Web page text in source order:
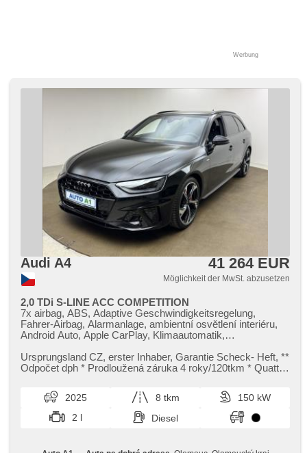
Werbung
Audi A4 41 264 EUR
Möglichkeit der MwSt. abzusetzen
2,0 TDi S-LINE ACC COMPETITION
7x airbag, ABS, Adaptive Geschwindigkeitsregelung,
Fahrer-Airbag, Alarmanlage, ambientní osvětlení interiéru,
Android Auto, Apple CarPlay, Klimaautomatik,
Autoradio, Bluetooth, Brems-Assistent, Zentralverriegelung
mit Funkfernbedienung, Zentralverriegelung,
příjem rádia (DAB), digitální přístrojový štít, dojezdové
rezervní kolo, El. Seitenscheiben, El. Klappspiegel, el. tažné
zařízení, El. Deckel des Kofferraums, El. Spiegel,
elektronická ruční brzda, Uhr Spur, Blind Spot Anzeige,
Ursprungsland CZ,​ erster Inhaber,​ Garantie Scheck​- Heft,​ ​*​*
Odpočet dph ​* Prodloužená záruka 4 roky/120tkm ​* Quattro
2025 8 tkm
150 kW
2 l
Diesel